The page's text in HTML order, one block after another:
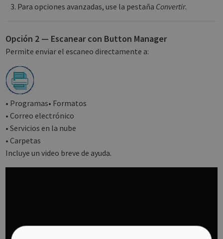
Para opciones avanzadas, use la pestaña Convertir.
Opción 2 — Escanear con Button Manager
Permite enviar el escaneo directamente a:
• Programas• Formatos
• Correo electrónico
• Servicios en la nube
• Carpetas
Incluye un video breve de ayuda.